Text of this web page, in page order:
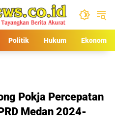
Politik Hukum Ekonomi
Pokja Percepatan
Medan 2024-